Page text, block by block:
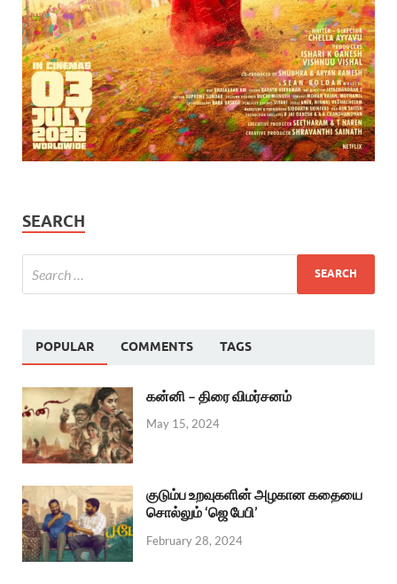
SEARCH
POPULAR COMMENTS TAGS
கன்னி – திரை விமர்சனம்
May 15, 2024
குடும்ப உறவுகளின் அழகான கதையை
சொல்லும் ‘ஜெ பேபி’
February 28, 2024